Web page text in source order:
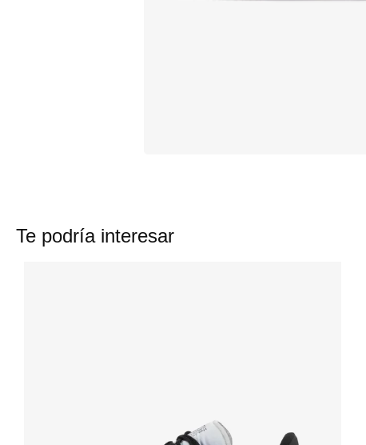
Te podría interesar